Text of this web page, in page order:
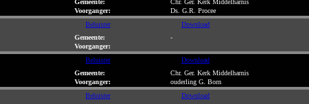
Gemeente:
Chr. Ger. Kerk Middelharnis
Voorganger:
Ds. G.R. Procee
Beluister
Download
Gemeente:
-
Voorganger:
Beluister
Download
Gemeente:
Chr. Ger. Kerk Middelharnis
Voorganger:
ouderling G. Born
Beluister
Download